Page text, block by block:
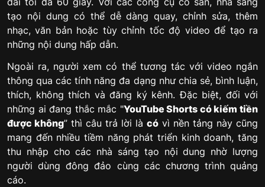
tạo nội dung có thể dễ dàng quay, chỉnh sửa, thêm
nhạc, văn bản hoặc tùy chỉnh tốc độ video để tạo ra
những nội dung hấp dẫn.
Ngoài ra, người xem có thể tương tác với video ngắn
thông qua các tính năng đa dạng như chia sẻ, bình luận,
thích, không thích và đăng ký kênh. Đặc biệt, đối với
những ai đang thắc mắc "YouTube Shorts có kiếm tiền
được không” thì câu trả lời là có vì nền tảng này cũng
mang đến nhiều tiềm năng phát triển kinh doanh, tăng
thu nhập cho các nhà sáng tạo nội dung nhờ lượng
người dùng đông đảo cùng các chương trình quảng
cáo.